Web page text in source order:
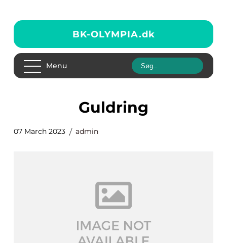
BK-OLYMPIA.dk
Menu
guldring
07 March 2023 admin